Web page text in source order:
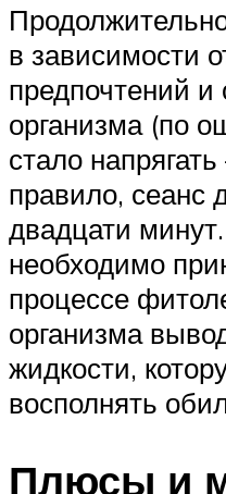
в зависимости
предпочтений и
организма (по
стало
правило, сеанс
двадцати
необходимо
процессе
организма
жидкости,
восполнять
Плюсы и